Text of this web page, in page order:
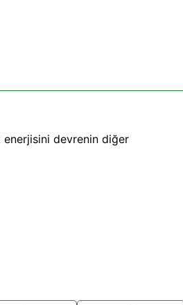
enerjisini devrenin diğer